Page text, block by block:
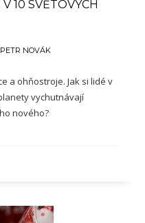
10 SVĚTOVÝCH
PETR NOVÁK
a ohňostroje. Jak si lidé v
vychutnávají
nového?